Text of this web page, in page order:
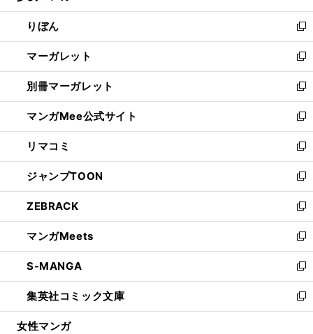
開
く
ウ
で
開
く
ン
ド
ウ
で
開
く
ウ
ィ
ン
ド
ウ
で
開
く
りぼん
新
し
い
ウ
ィ
ン
ド
ウ
で
開
く
マーガレット
新
し
い
ウ
ィ
ン
ド
ウ
で
開
く
別冊マーガレット
新
し
い
ウ
ィ
ン
ド
ウ
で
開
く
マンガMee公式サイト
新
し
い
ウ
ィ
ン
ド
ウ
で
開
く
リマコミ
新
し
い
ウ
ィ
ン
ド
ウ
で
開
く
ジャンプTOON
新
し
い
ウ
ィ
ン
ド
ウ
で
開
ZEBRACK
新
し
い
ウ
ィ
ン
ド
ウ
マンガMeets
新
し
い
ウ
ィ
ン
S-MANGA
新
し
い
ウ
集英社コミック文庫
新
し
女性マンガ